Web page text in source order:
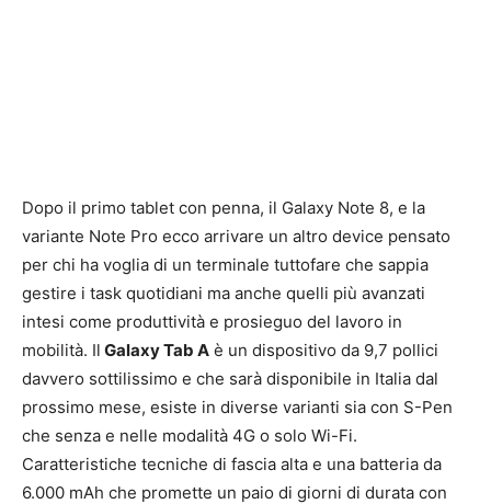
Dopo il primo tablet con penna, il Galaxy Note 8, e la
variante Note Pro ecco arrivare un altro device pensato
per chi ha voglia di un terminale tuttofare che sappia
gestire i task quotidiani ma anche quelli più avanzati
intesi come produttività e prosieguo del lavoro in
mobilità. Il Galaxy Tab A è un dispositivo da 9,7 pollici
davvero sottilissimo e che sarà disponibile in Italia dal
prossimo mese, esiste in diverse varianti sia con S-Pen
che senza e nelle modalità 4G o solo Wi-Fi.
Caratteristiche tecniche di fascia alta e una batteria da
6.000 mAh che promette un paio di giorni di durata con